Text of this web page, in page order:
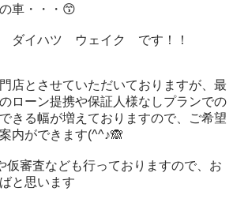
車・・・😙
ダイハツ　ウェイク　です！！
店とさせていただいておりますが、最
ローン提携や保証人様なしプランでの
きる幅が増えておりますので、ご希望
内ができます(^^♪🙈
仮審査なども行っておりますので、お
と思います